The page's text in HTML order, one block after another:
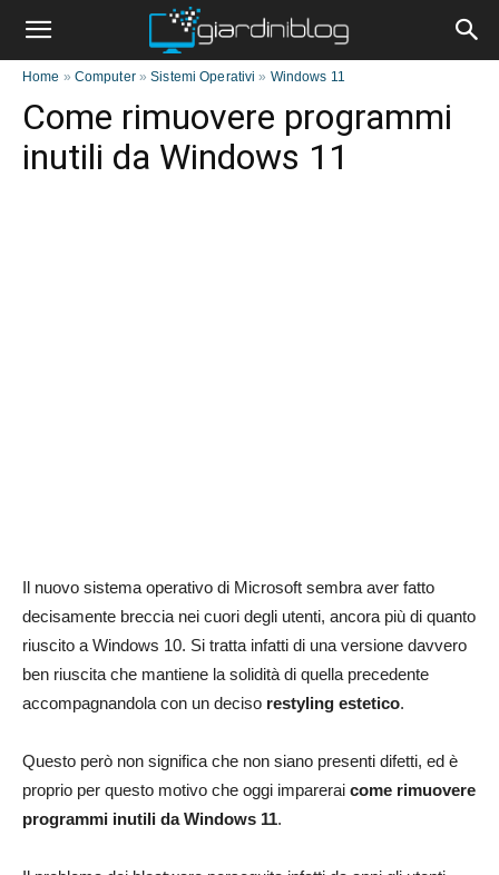
Home » Computer»Sistemi Operativi » Windows 11
Come rimuovere programmi
inutili da Windows 11
Il nuovo sistema operativo di Microsoft sembra aver fatto
decisamente breccia nei cuori degli utenti, ancora più di quanto
riuscito a Windows 10. Si tratta infatti di una versione davvero
ben riuscita che mantiene la solidità di quella precedente
accompagnandola con un deciso restyling estetico.
Questo però non significa che non siano presenti difetti, ed è
proprio per questo motivo che oggi imparerai come rimuovere
programmi inutili da Windows 11.